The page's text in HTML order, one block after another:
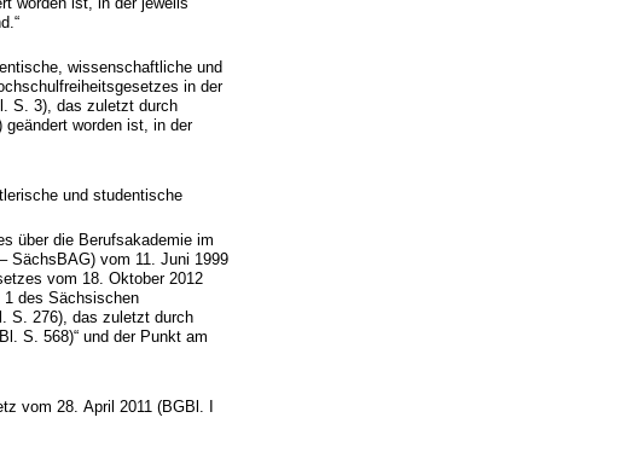
wissenschaftliche und
in der
S. 3), das zuletzt durch
worden ist, in der
und studentische
über die Berufsakademie im
SächsBAG) vom 11. Juni 1999
vom 18. Oktober 2012
1 des Sächsischen
S. 276), das zuletzt durch
S. 568)“ und der Punkt am
vom 28. April 2011 (BGBl. I